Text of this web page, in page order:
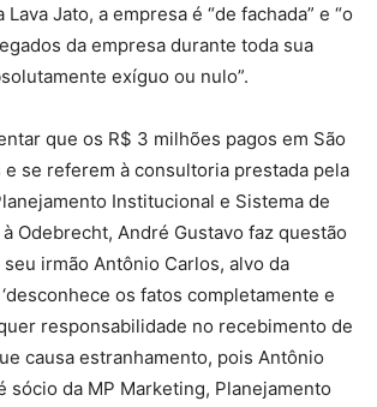
Jato, a empresa é “de fachada” e “o
da empresa durante toda sua
exíguo ou nulo”.
que os R$ 3 milhões pagos em São
e se referem à consultoria prestada pela
Institucional e Sistema de
Odebrecht, André Gustavo faz questão
irmão Antônio Carlos, alvo da
os fatos completamente e
responsabilidade no recebimento de
causa estranhamento, pois Antônio
sócio da MP Marketing, Planejamento